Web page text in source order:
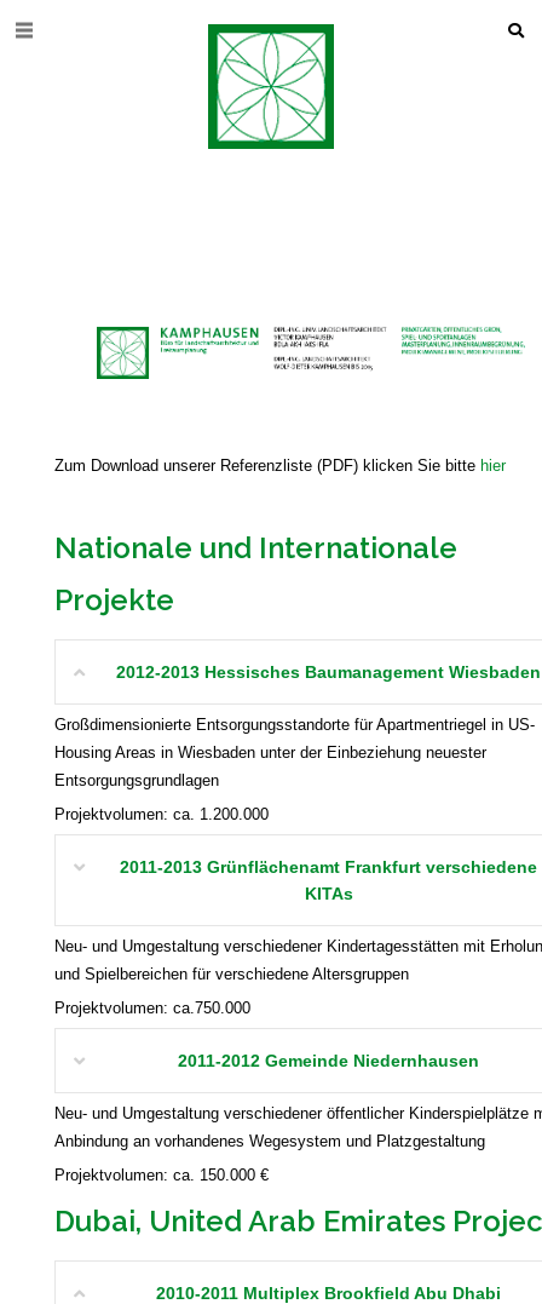
Zum Download unserer Referenzliste (PDF) klicken Sie bitte hier
Nationale und Internationale
Projekte
2012-2013 Hessisches Baumanagement Wiesbaden
Großdimensionierte Entsorgungsstandorte für Apartmentriegel in US-
Housing Areas in Wiesbaden unter der Einbeziehung neuester
Entsorgungsgrundlagen
Projektvolumen: ca. 1.200.000
2011-2013 Grünflächenamt Frankfurt verschiedene
KITAs
Neu- und Umgestaltung verschiedener Kindertagesstätten mit
und Spielbereichen für verschiedene Altersgruppen
Projektvolumen: ca.750.000
2011-2012 Gemeinde Niedernhausen
Neu- und Umgestaltung verschiedener öffentlicher Kinderspielplätze
Anbindung an vorhandenes Wegesystem und Platzgestaltung
Projektvolumen: ca. 150.000 €
Dubai, United Arab Emirates
2010-2011 Multiplex Brookfield Abu Dhabi